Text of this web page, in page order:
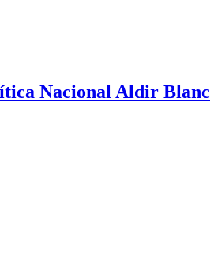
Nacional Aldir Blanc